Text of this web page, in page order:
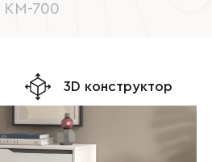
КМ-700
3D конструктор